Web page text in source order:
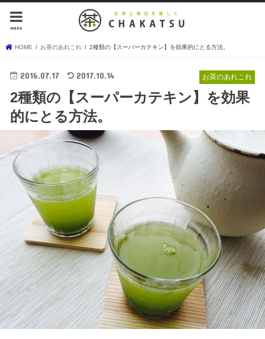
menu
HOME お茶のあれこれ 2種類の【スーパーカテキン】を効果的にとる方法。
お茶のあれこれ
2016.07.17 2017.10.14
2種類の【スーパーカテキン】を効果
的にとる方法。